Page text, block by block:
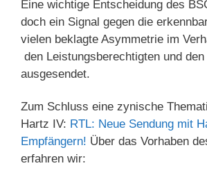
Eine wichtige Entscheidung des
doch ein Signal gegen die
vielen beklagte Asymmetrie im
den Leistungsberechtigten und
ausgesendet.
Zum Schluss eine zynische
Hartz IV: RTL: Neue Sendung mit
Empfängern! Über das Vorhaben
erfahren wir: